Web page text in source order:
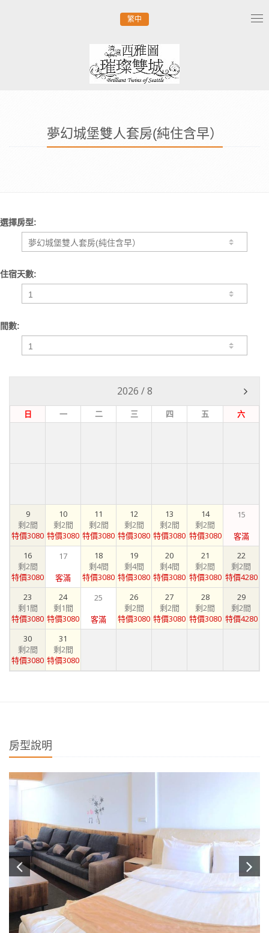
繁中
夢幻城堡雙人套房(純住含早）
選擇房型:
住宿天數:
間數:
2026 /8
日 一 二 三 四 五 六
9
剩2間
特價3080
10
剩2間
特價3080
11
剩2間
特價3080
12
剩2間
特價3080
13
剩2間
特價3080
14
剩2間
特價3080
15
客滿
16
剩2間
特價3080
17
客滿
18
剩4間
特價3080
19
剩4間
特價3080
20
剩4間
特價3080
21
剩2間
特價3080
22
剩2間
特價4280
23
剩1間
特價3080
24
剩1間
特價3080
25
客滿
26
剩2間
特價3080
27
剩2間
特價3080
28
剩2間
特價3080
29
剩2間
特價4280
30
剩2間
特價3080
31
剩2間
特價3080
房型說明